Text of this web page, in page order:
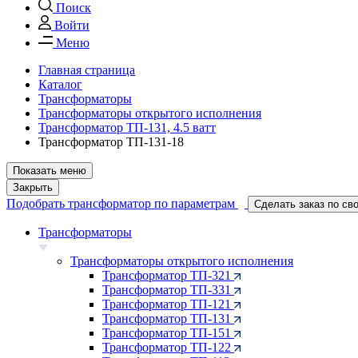
Поиск
Войти
Меню
Главная страница
Каталог
Трансформаторы
Трансформаторы открытого исполнения
Трансформатор ТП-131, 4.5 ватт
Трансформатор ТП-131-18
Показать меню
Закрыть
Подобрать трансформатор по параметрам Сделать заказ по
Трансформаторы
Трансформаторы открытого исполнения
Трансформатор ТП-321
Трансформатор ТП-331
Трансформатор ТП-121
Трансформатор ТП-131
Трансформатор ТП-151
Трансформатор ТП-122